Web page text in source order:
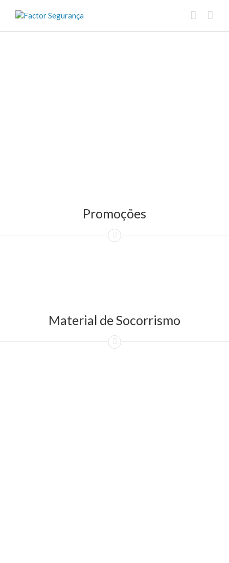
Promoções
Material de Socorrismo